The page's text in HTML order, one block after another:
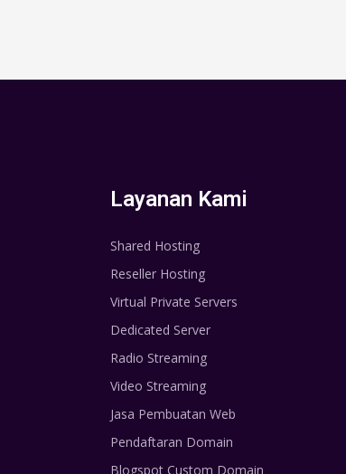
Layanan Kami
Shared Hosting
Reseller Hosting
Virtual Private Servers
Dedicated Server
Radio Streaming
Video Streaming
Jasa Pembuatan Web
Pendaftaran Domain
Blogspot Custom Domain